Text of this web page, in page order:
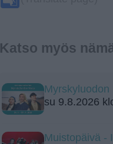
Katso myös
Myrskyluodon
su 9.8.2026
Muistopäivä -